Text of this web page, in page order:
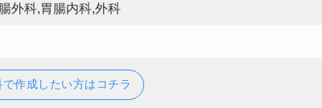
外科,胃腸内科,外科
作成したい方はコチラ